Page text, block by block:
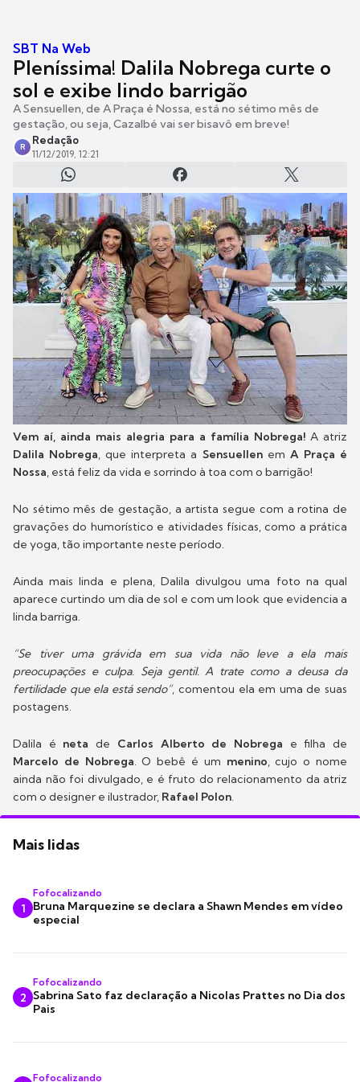
SBT Na Web
Pleníssima! Dalila Nobrega curte o
sol e exibe lindo barrigão
A Sensuellen, de A Praça é Nossa, está no sétimo mês de
gestação, ou seja, Cazalbé vai ser bisavô em breve!
R
Redação
11/12/2019, 12:21
Vem aí, ainda mais alegria para a família Nobrega! A atriz
Dalila Nobrega, que interpreta a Sensuellenem A Praça é
Nossa, está feliz da vida e sorrindo à toa com o barrigão!
No sétimo mês de gestação, a artista segue com a rotina de
gravações do humorístico e atividades físicas, como a prática
de yoga, tão importante neste período.
Ainda mais linda e plena, Dalila divulgou uma foto na qual
aparece curtindo um dia de sol e com um look que evidencia a
linda barriga.
“Se tiver uma grávida em sua vida não leve a ela mais
preocupações e culpa. Seja gentil. A trate como a deusa da
fertilidade que ela está sendo”, comentou ela em uma de suas
postagens.
Dalila é neta de Carlos Alberto de Nobrega e filha de
Marcelo de Nobrega. O bebê é um menino, cujo o nome
ainda não foi divulgado, e é fruto do relacionamento da atriz
com o designer e ilustrador, Rafael Polon.
Mais lidas
1
Fofocalizando
Bruna Marquezine se declara a Shawn Mendes em vídeo
especial
2
Fofocalizando
Sabrina Sato faz declaração a Nicolas Prattes no Dia dos
Pais
Fofocalizando